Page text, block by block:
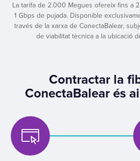
La tarifa de 2.000 Megues ofereix fins a
1 Gbps de pujada. Disponible
través de la xarxa de ConectaBalear,
de viabilitat tècnica a la ubicació
Contractar la
ConectaBalear és